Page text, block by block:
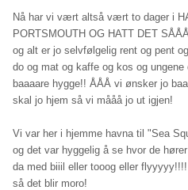
Nå har vi vært altså vært to dager i
PORTSMOUTH OG HATT DET
og alt er jo selvfølgelig rent og pent
do og mat og kaffe og kos og
baaaare hygge!! ÅÅÅ vi ønsker jo
skal jo hjem så vi mååå jo ut igjen!
Vi var her i hjemme havna til "Sea
og det var hyggelig å se hvor de
da med biiil eller tooog eller
så det blir moro!